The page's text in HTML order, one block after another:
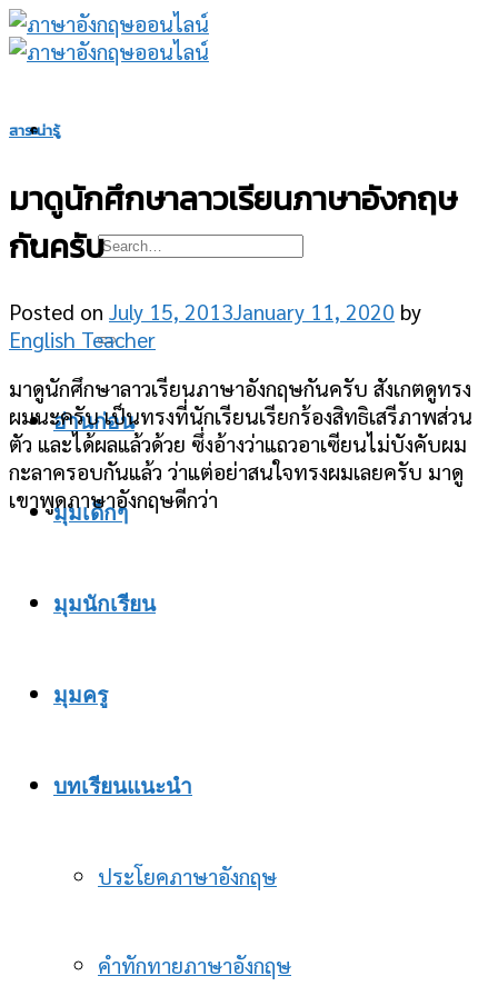
Skip
to
อ่านก่อน
มุมเด็กๆ
มุมนักเรียน
มุมครู
บทเรียนแนะนำ
ประโยคภาษาอังกฤษ
คำทักทายภาษาอังกฤษ
สาระน่ารู้
มาดูนักศึกษาลาวเรียนภาษาอังกฤษ
กันครับ
Posted on July 15, 2013 January 11, 2020 by
English Teacher
มาดูนักศึกษาลาวเรียนภาษาอังกฤษกันครับ สังเกตดูทรง
ผมนะครับ เป็นทรงที่นักเรียนเรียกร้องสิทธิเสรีภาพส่วน
ตัว และได้ผลแล้วด้วย ซึ่งอ้างว่าแถวอาเซียนไม่บังคับผม
กะลาครอบกันแล้ว ว่าแต่อย่าสนใจทรงผมเลยครับ มาดู
เขาพูดภาษาอังกฤษดีกว่า